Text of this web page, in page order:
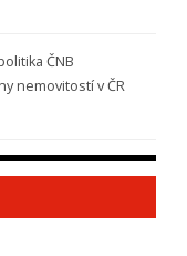
ČNB
nemovitostí v ČR